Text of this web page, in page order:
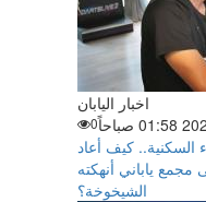
اخبار اليابان
0
السكنية.. كيف أعاد
مجمع ياباني أنهكته
الشيخوخة؟